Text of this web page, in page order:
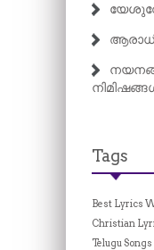
Tags
Best Lyrics
Christian
Telugu Songs